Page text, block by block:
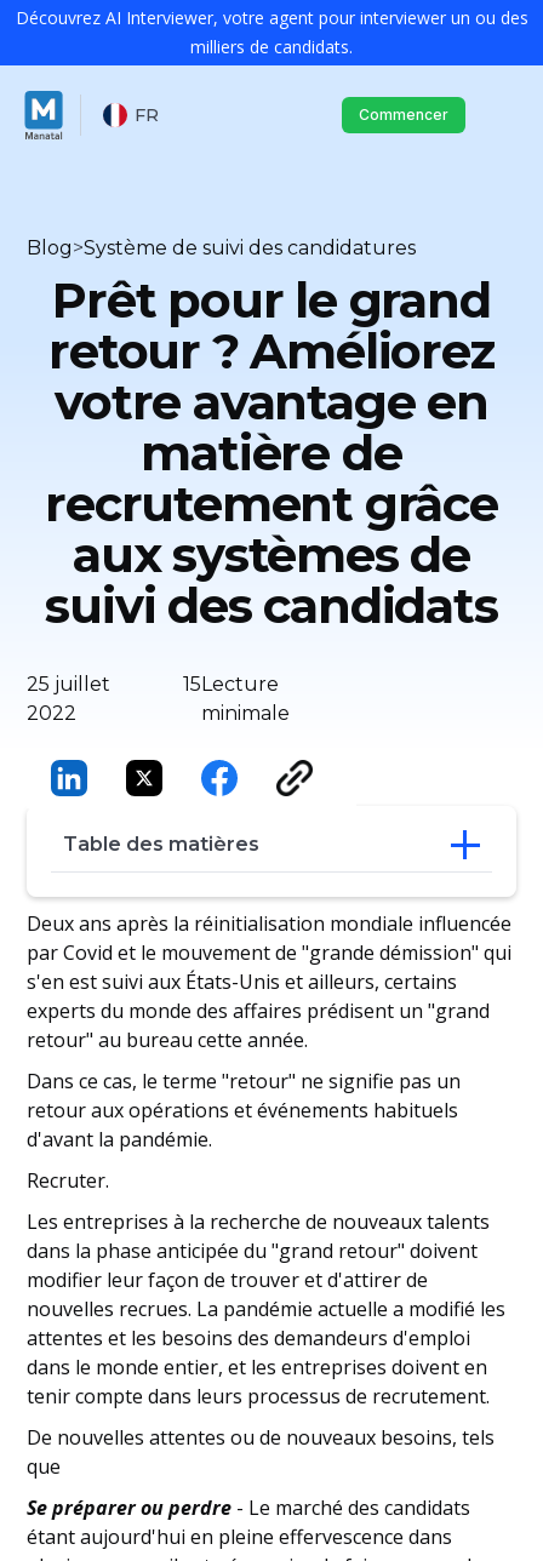
Découvrez AI Interviewer, votre agent pour interviewer un ou des
milliers de candidats.
FR Commencer
Blog>Système de suivi des candidatures
Prêt pour le grand
retour ? Améliorez
votre avantage en
matière de
recrutement grâce
aux systèmes de
suivi des candidats
25 juillet
2022
15Lecture
minimale
Table des matières
Vos systèmes et processus de
recrutement sont-ils adaptés à l'objectif
visé ?
Comment l'IA transforme le processus de
recrutement
Transformer les systèmes et les rôles
Adieu CV papier, Google Sheets, Excel,
etc.
Scanner et analyser les CV et les médias
sociaux pour trouver plus rapidement les
candidats qui conviennent.
Numérisation sans préjudice
Améliorer les résultats et l'expérience des
candidats
Travail à distance
Sécurité des données
Se préparer au grand retour
Deux ans après la réinitialisation mondiale influencée
par Covid et le mouvement de "grande démission" qui
s'en est suivi aux États-Unis et ailleurs, certains
experts du monde des affaires prédisent un "grand
retour" au bureau cette année.
Dans ce cas, le terme "retour" ne signifie pas un
retour aux opérations et événements habituels
d'avant la pandémie.
Recruter.
Les entreprises à la recherche de nouveaux talents
dans la phase anticipée du "grand retour" doivent
modifier leur façon de trouver et d'attirer de
nouvelles recrues. La pandémie actuelle a modifié les
attentes et les besoins des demandeurs d'emploi
dans le monde entier, et les entreprises doivent en
tenir compte dans leurs processus de recrutement.
De nouvelles attentes ou de nouveaux besoins, tels
que
Se préparer ou perdre - Le marché des candidats
étant aujourd'hui en pleine effervescence dans